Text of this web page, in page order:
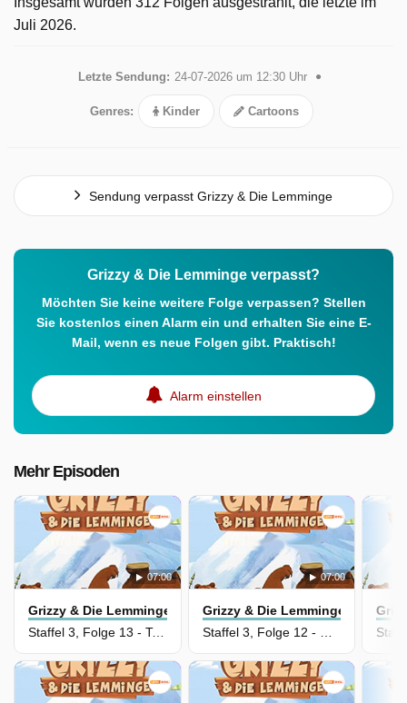
Juli 2026.
Letzte Sendung: 24-07-2026 um 12:30 Uhr
Genres: Kinder Cartoons
Sendung verpasst Grizzy & Die Lemminge
Grizzy & Die Lemminge verpasst?
Möchten Sie keine weitere Folge verpassen? Stellen
Sie kostenlos einen Alarm ein und erhalten Sie eine E-
Mail, wenn es neue Folgen gibt. Praktisch!
Alarm einstellen
Mehr Episoden
07:00
Grizzy & Die Lemminge
Staffel 3, Folge 13 - Tai Chi Lemminge
07:00
Grizzy & Die Lemminge
Staffel 3, Folge 12 - Neue Roboter-Arme